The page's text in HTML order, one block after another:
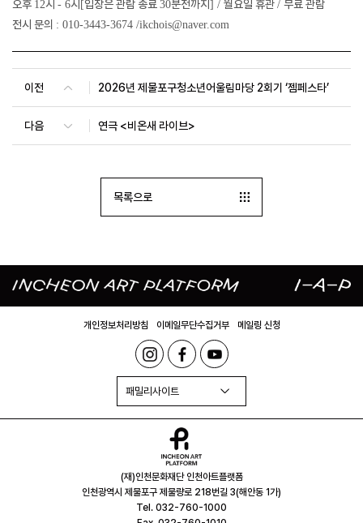
오후 12시 - 6시 [입장은 관람 종료 30분전까지 ] / 월요일 휴관 / 무료 관람
전시 문의 : 010-3443-3674 /ikchois@naver.com
이전 2026년 제물포구청소년어울림마당 2회기 ‘젬페스타’
다음 연극 <비온새 라이브>
목록으로
개인정보처리방침 이메일무단수집거부 메일링 신청
패밀리사이트
(재)인천문화재단 인천아트플랫폼
인천광역시 제물포구 제물량로 218번길 3(해안동 1가)
Tel. 032-760-1000